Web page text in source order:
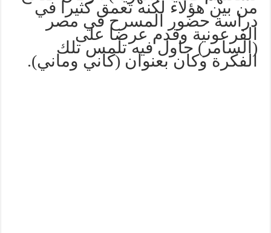
من بين هؤلاء لكنه تعمق كثيرا في
دراسة حضور المسرح في مصر
الفرعونية وقدم عرضا على
(السامر) حاول فيه تلمس تلك
الفكرة وكان بعنوان (كاني وماني).